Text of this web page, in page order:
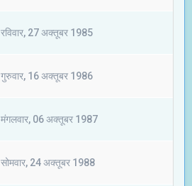
रविवार, 27 अक्तूबर 1985
गुरुवार, 16 अक्तूबर 1986
मंगलवार, 06 अक्तूबर 1987
सोमवार, 24 अक्तूबर 1988